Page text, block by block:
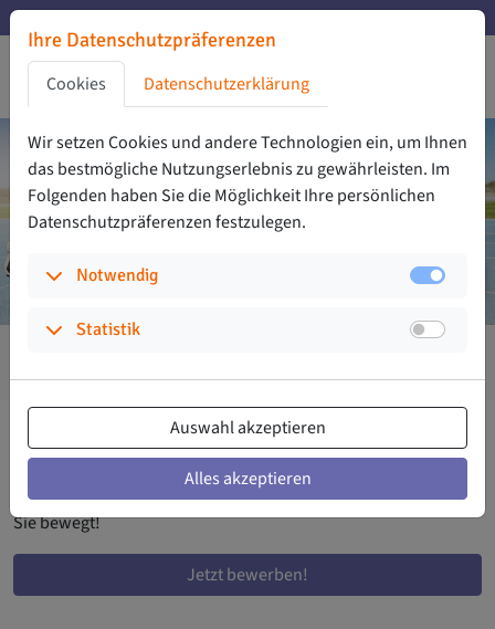
Zu den Hauptinhalten springenNoch 31 Tage bis zur Abstimmung
Noch 31 Tage bis zur Abstimmung
Jahre
Projekte
Euro
Auf die Plätze, fertig, Förderung!
Rücken Sie Ihren Sportverein ins Rampenlicht, und sichern Sie
sich bis zu 6.000 Euro für die Vereinskasse! Zeigen Sie uns, was
Sie bewegt!
Jetzt bewerben!
Zu den Cookie-Einstellungen springen
Zur Privatssphäreerklärung springen
Zu den Zustimmungsaktionen springen
Ihre Datenschutzpräferenzen
Cookies
Datenschutzerklärung
Wir setzen Cookies und andere Technologien ein, um Ihnen
das bestmögliche Nutzungs­erlebnis zu gewährleisten. Im
Folgenden haben Sie die Möglichkeit Ihre persönlichen
Daten­schutz­präferenzen festzulegen.
Notwendig(Auswählen um die Details aufzuklappen)
Statistik (Auswählen um die Details aufzuklappen)
Auswahl akzeptieren
Alles akzeptieren